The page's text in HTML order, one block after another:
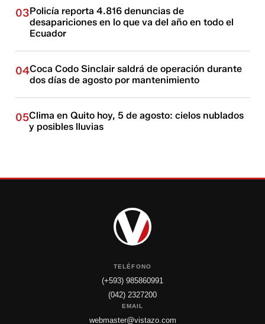
03Policía reporta 4.816 denuncias de
desapariciones en lo que va del año en todo el
Ecuador
04Coca Codo Sinclair saldrá de operación durante
dos días de agosto por mantenimiento
05Clima en Quito hoy, 5 de agosto: cielos nublados
y posibles lluvias
TELÉFONO
(+593) 985860991
(042) 2327200
EMAIL
webmaster@vistazo.com